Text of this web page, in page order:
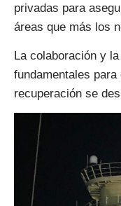
privadas para
áreas que más los
La colaboración y
fundamentales
recuperación se